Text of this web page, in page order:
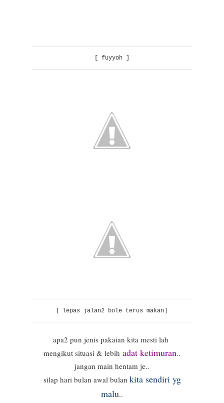
[ fuyyoh ]
[ lepas jalan2 bole terus makan]
apa2 pun jenis pakaian kita mesti lah
mengikut situasi & lebih adat ketimuran..
jangan main hentam je..
silap hari bulan awal bulan kita sendiri yg
malu..